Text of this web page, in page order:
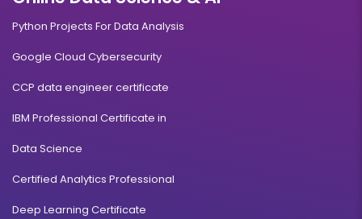
Python Projects For Data Analysis
Google Cloud Cybersecurity
CCP data engineer certificate
IBM Professional Certificate in
Data Science
Certified Analytics Professional
Deep Learning Certificate